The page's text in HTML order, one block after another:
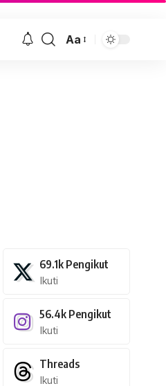
Font
Aa
69.1k Pengikut
Ikuti
56.4k Pengikut
Ikuti
Threads
Ikuti